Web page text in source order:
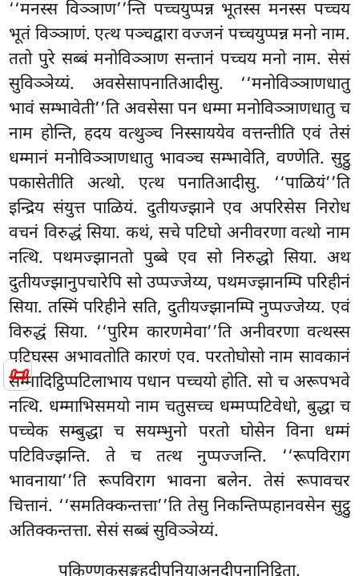
📜
‘‘मनस्स विञ्ञाण’’न्ति पच्चयुप्पन्न भूतस्स मनस्स पच्चय
भूतं विञ्ञाणं. एत्थ पञ्चद्वारा वज्जनं पच्चयुप्पन्न मनो नाम.
ततो पुरे सब्बं मनोविञ्ञाण सन्तानं पच्चय मनो नाम. सेसं
सुविञ्ञेय्यं. अवसेसापनातिआदीसु. ‘‘मनोविञ्ञाणधातु
भावं सम्भावेती’’ति अवसेसा पन धम्मा मनोविञ्ञाणधातु च
नाम होन्ति, हदय वत्थुञ्च निस्साययेव वत्तन्तीति एवं तेसं
धम्मानं मनोविञ्ञाणधातु भावञ्च सम्भावेति, वण्णेति. सुट्ठु
पकासेतीति अत्थो. एत्थ पनातिआदीसु. ‘‘पाळियं’’ति
इन्द्रिय संयुत्त पाळियं. दुतीयज्झाने एव अपरिसेस निरोध
वचनं विरुद्धं सिया. कथं, सचे पटिघो अनीवरणा वत्थो नाम
नत्थि. पथमज्झानतो पुब्बे एव सो निरुद्धो सिया. अथ
दुतीयज्झानुपचारेपि सो उप्पज्जेय्य, पथमज्झानम्पि परिहीनं
सिया. तस्मिं परिहीने सति, दुतीयज्झानम्पि नुप्पज्जेय्य. एवं
विरुद्धं सिया. ‘‘पुरिम कारणमेवा’’ति अनीवरणा वत्थस्स
पटिघस्स अभावतोति कारणं एव. परतोघोसो नाम सावकानं
सम्मादिट्ठिप्पटिलाभाय पधान पच्चयो होति. सो च अरूपभवे
नत्थि. धम्माभिसमयो नाम चतुसच्च धम्मप्पटिवेधो, बुद्धा च
पच्चेक सम्बुद्धा च सयम्भुनो परतो घोसेन विना धम्मं
पटिविज्झन्ति. ते च तत्थ नुप्पज्जन्ति. ‘‘रूपविराग
भावनाया’’ति रूपविराग भावना बलेन. तेसं रूपावचर
चित्तानं. ‘‘समतिक्कन्तत्ता’’ति तेसु निकन्तिप्पहानवसेन सुट्ठु
अतिक्कन्तत्ता. सेसं सब्बं सुविञ्ञेय्यं.